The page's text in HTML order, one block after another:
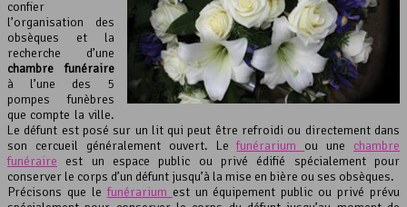
confier
l’organisation des
obsèques et la
recherche d’une
chambre funéraire
à l’une des 5
pompes funèbres
que compte la ville.
Le défunt est posé sur un lit qui peut être refroidi ou directement dans
son cercueil généralement ouvert. Lefunérarium ou une chambre
funéraire est un espace public ou privé édifié spécialement pour
conserver le corps d’un défunt jusqu’à la mise en bière ou ses obsèques.
Précisons que le funérarium est un équipement public ou privé prévu